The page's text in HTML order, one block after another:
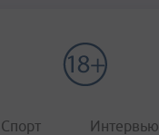
Спорт Интервью